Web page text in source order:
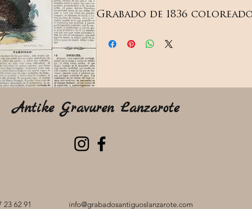
Grabado de 1836 coloreado
23 62 91 info@grabadosantiguoslanzarote.com
Antike Gravuren Lanzarote